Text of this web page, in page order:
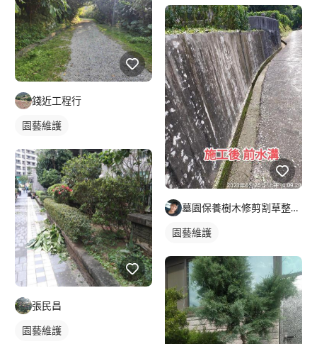
錢近工程行
園藝維護
張民昌
園藝維護
墓園保養樹木修剪割草整理及外牆清潔
園藝維護